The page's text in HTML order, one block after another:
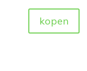
kopen